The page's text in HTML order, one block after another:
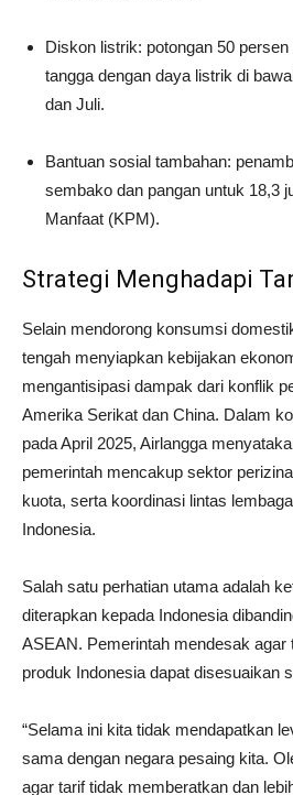
Diskon listrik: potongan 50
tangga dengan daya listrik di
dan Juli.
Bantuan sosial tambahan:
sembako dan pangan untuk 18,3
Manfaat (KPM).
Strategi Menghadapi
Selain mendorong konsumsi
tengah menyiapkan kebijakan
mengantisipasi dampak dari konflik
Amerika Serikat dan China. Dalam
pada April 2025, Airlangga
pemerintah mencakup sektor
kuota, serta koordinasi lintas
Indonesia.
Salah satu perhatian utama adalah
diterapkan kepada Indonesia
ASEAN. Pemerintah mendesak agar
produk Indonesia dapat disesuaikan
“Selama ini kita tidak mendapatkan
sama dengan negara pesaing kita.
agar tarif tidak memberatkan dan